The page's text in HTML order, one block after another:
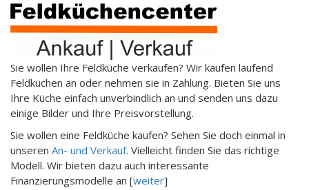
Sie wollen Ihre Feldküche verkaufen? Wir kaufen laufend
Feldküchen an oder nehmen sie in Zahlung. Bieten Sie uns
Ihre Küche einfach unverbindlich an und senden uns dazu
einige Bilder und Ihre Preisvorstellung.
Sie wollen eine Feldküche kaufen? Sehen Sie doch einmal in
unseren An- und Verkauf. Vielleicht finden Sie das richtige
Modell. Wir bieten dazu auch interessante
Finanzierungsmodelle an [weiter]